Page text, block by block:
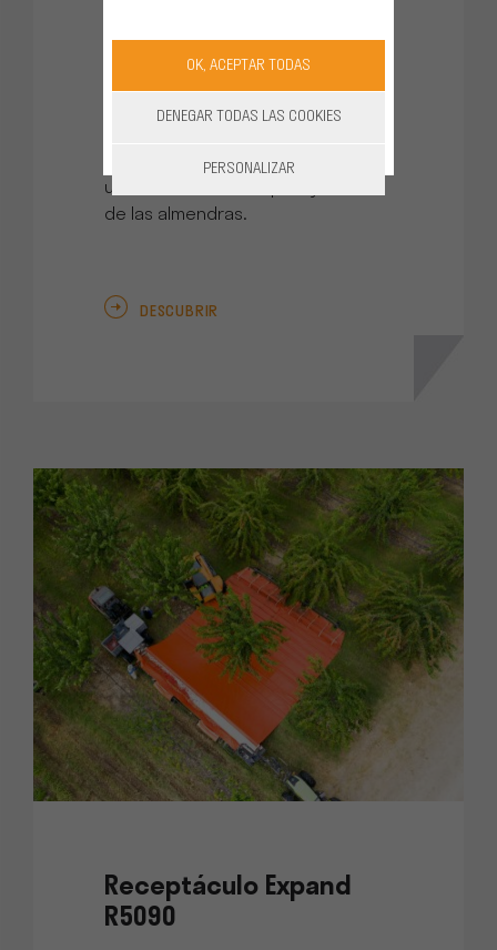
Arrastrada Almonds
La cosechadora arrastrada para
una cosecha más rápida y eficaz
de las almendras.
DESCUBRIR
Receptáculo Expand
R5090
OK, ACEPTAR TODAS
DENEGAR TODAS LAS COOKIES
PERSONALIZAR